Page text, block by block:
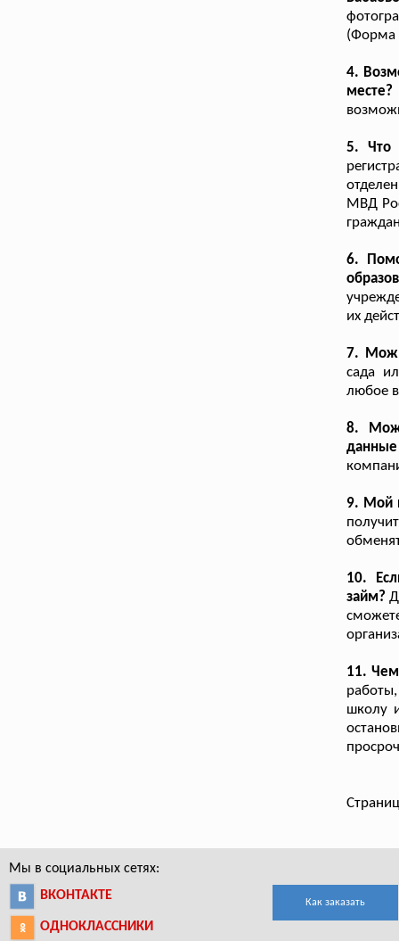
(Форма
4.
месте?
5. Что
МВД
6.
их
7.
сада
любое
8.
9. Мой
10.
займ?
11. Чем
школу
Мы в социальных сетях:
ВКОНТАКТЕ
ОДНОКЛАССНИКИ
Как заказать